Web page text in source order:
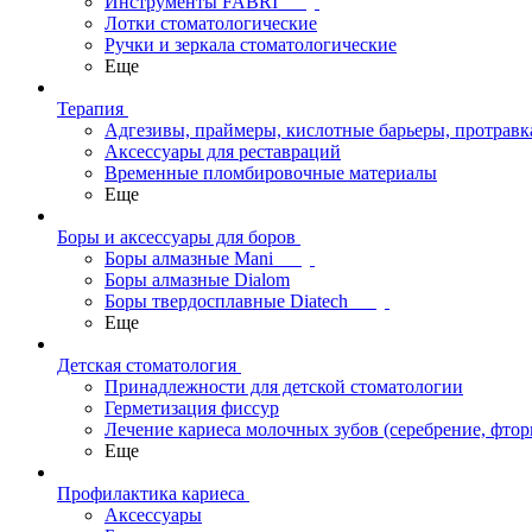
Лотки стоматологические
Ручки и зеркала стоматологические
Еще
Терапия
Адгезивы, праймеры, кислотные барьеры,
Аксессуары для реставраций
Временные пломбировочные материалы
Еще
Боры и аксессуары для боров
Боры алмазные Mani
Боры алмазные Dialom
Боры твердосплавные Diatech
Еще
Детская стоматология
Принадлежности для детской стоматологии
Герметизация фиссур
Лечение кариеса молочных зубов (серебрение,
Еще
Профилактика кариеса
Аксессуары